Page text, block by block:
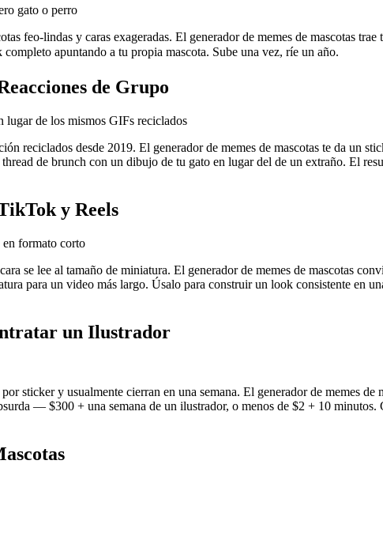
gato o perro
feo-lindas y caras exageradas. El generador de memes de mascotas
apuntando a tu propia mascota. Sube una vez, ríe un año.
de Grupo
lugar de los mismos GIFs reciclados
reciclados desde 2019. El generador de memes de mascotas te da un
de brunch con un dibujo de tu gato en lugar del de un extraño. El
y Reels
en formato corto
se lee al tamaño de miniatura. El generador de memes de mascotas
para un video más largo. Úsalo para construir un look consistente en
un Ilustrador
sticker y usualmente cierran en una semana. El generador de memes
— $300 + una semana de un ilustrador, o menos de $2 + 10 minutos.